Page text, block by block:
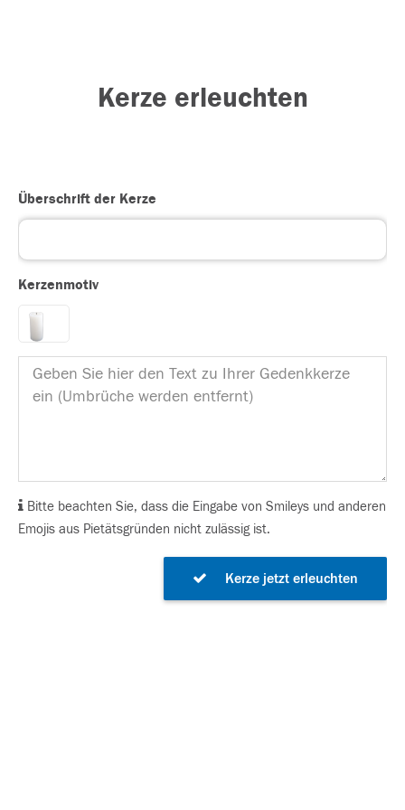
Kerze erleuchten
Überschrift der Kerze
Kerzenmotiv
Bitte beachten Sie, dass die Eingabe von Smileys und anderen
Emojis aus Pietätsgründen nicht zulässig ist.
Kerze jetzt erleuchten